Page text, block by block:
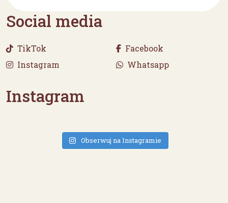
Social media
TikTok
Facebook
Instagram
Whatsapp
Instagram
Obserwuj na Instagramie